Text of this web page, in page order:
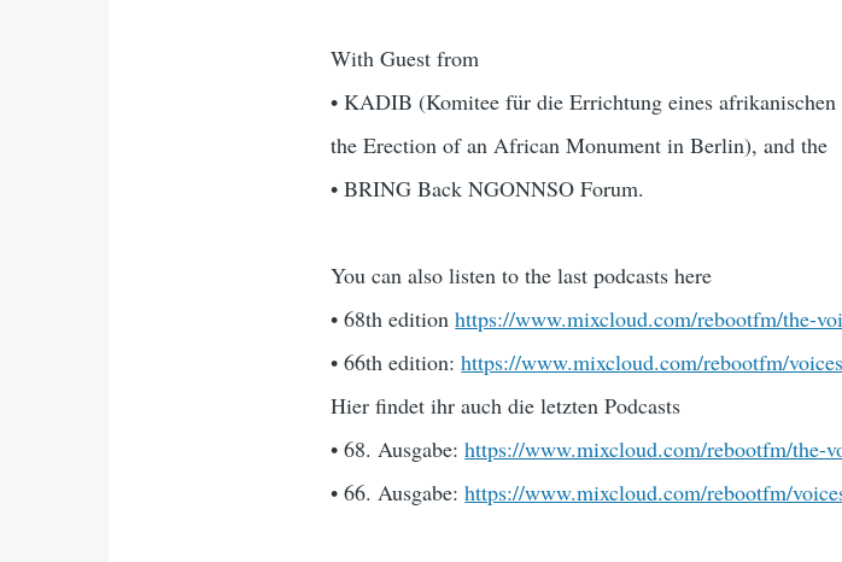
With Guest from
• KADIB (Komitee für die Errichtung eines
the Erection of an African Monument in Berlin), and the
• BRING Back NGONNSO Forum.
You can also listen to the last podcasts here
• 68th editionhttps://www.mixcloud.com/rebootfm/the-
• 66th edition:https://www.mixcloud.com/rebootfm/
Hier findet ihr auch die letzten Podcasts
• 68. Ausgabe:https://www.mixcloud.com/rebootfm/the-
• 66. Ausgabe:https://www.mixcloud.com/rebootfm/